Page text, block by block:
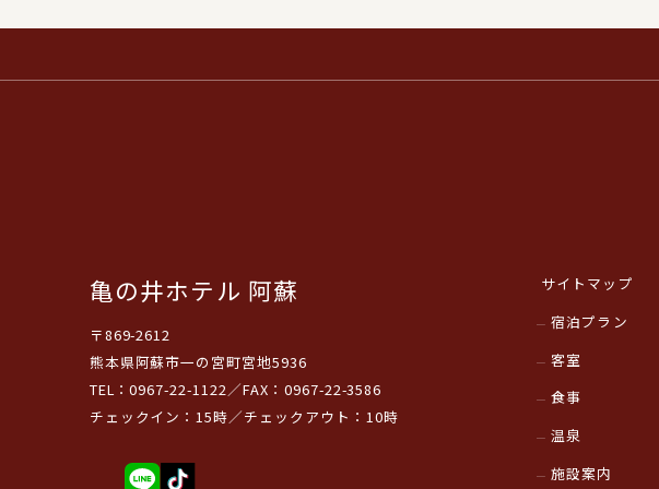
亀の井ホテル 阿蘇
〒869-2612
熊本県阿蘇市一の宮町宮地5936
TEL：0967-22-1122／FAX：0967-22-3586
チェックイン：15時／チェックアウト：10時
サイトマップ
宿泊プラン
客室
食事
温泉
施設案内